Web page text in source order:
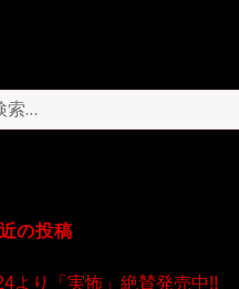
の投稿
より「実怖」絶賛発売中!!